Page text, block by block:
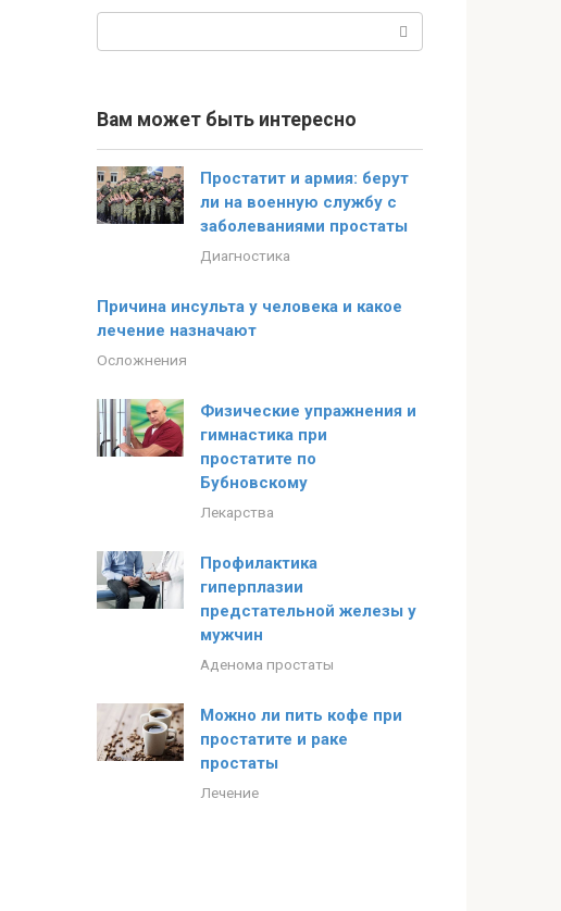
Вам может быть интересно
Простатит и армия: берут
ли на военную службу с
заболеваниями простаты
Диагностика
Причина инсульта у человека и какое
лечение назначают
Осложнения
Физические упражнения и
гимнастика при
простатите по
Бубновскому
Лекарства
Профилактика
гиперплазии
предстательной железы у
мужчин
Аденома простаты
Можно ли пить кофе при
простатите и раке
простаты
Лечение